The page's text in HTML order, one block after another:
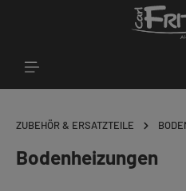
ZUBEHÖR & ERSATZTEILE
Bodenheizungen